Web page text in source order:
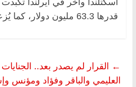
قدرها 63.3 مليون دولار، كما يُزعم.
← القرار لم يصدر بعد..